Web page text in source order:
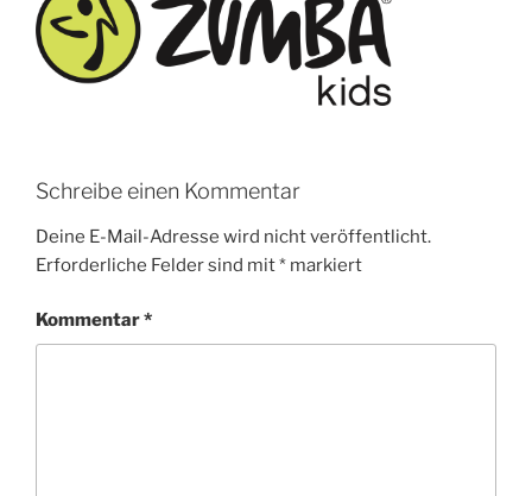
Schreibe einen Kommentar
Deine E-Mail-Adresse wird nicht veröffentlicht.
Erforderliche Felder sind mit* markiert
Kommentar*